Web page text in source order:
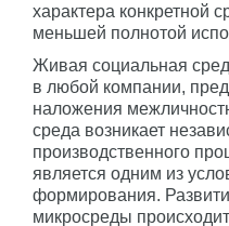
характера конкретной
меньшей полнотой
Живая социальная
в любой компании,
наложения
среда возникает
производственного
является одним из
формирования.
микросреды